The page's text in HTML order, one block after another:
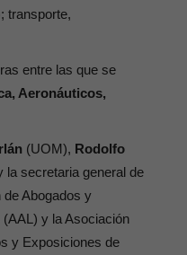
transporte,
entre las que se
Aeronáuticos,
(UOM), Rodolfo
la secretaria general de
de Abogados y
y la Asociación
y Exposiciones de